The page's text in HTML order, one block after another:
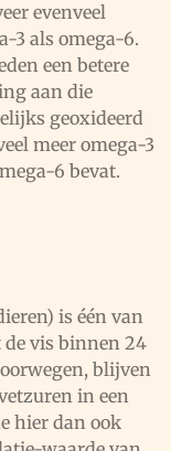
evenveel
3 als omega-6.
een betere
aan die
geoxideerd
meer omega-3
6 bevat.
is één van
de vis binnen 24
blijven
in een
hier dan ook